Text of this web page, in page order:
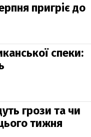
пригріє до
спеки:
грози та чи
тижня